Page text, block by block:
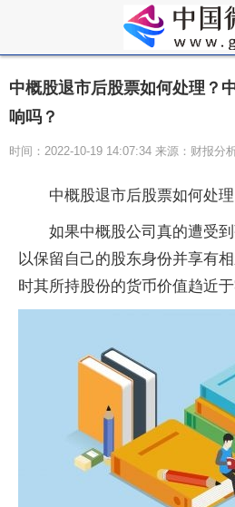
中概股退市后股票如何处理？
响吗？
时间：2022-10-19 14:07:34 来源：财报分
中概股退市后股票如何处理
如果中概股公司真的遭受
以保留自己的股东身份并享有
时其所持股份的货币价值趋近于